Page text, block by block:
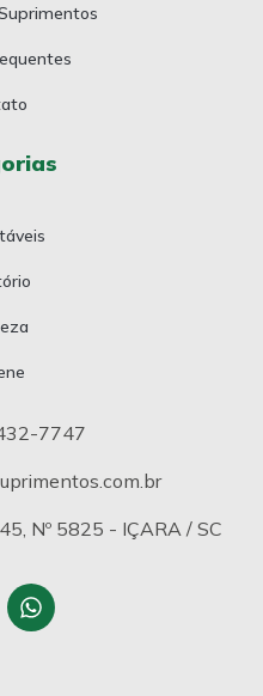
7747
Nº 5825 - IÇARA / SC